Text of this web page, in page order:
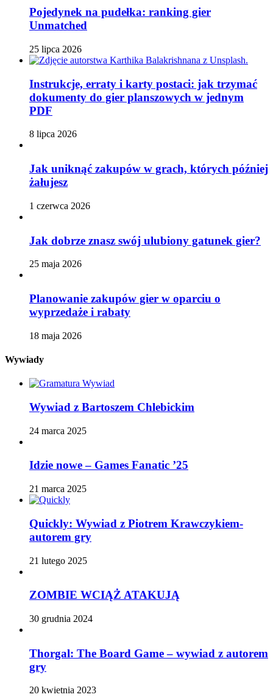
Pojedynek na pudełka: ranking gier
Unmatched
25 lipca 2026
Instrukcje, erraty i karty postaci: jak trzymać
dokumenty do gier planszowych w jednym
PDF
8 lipca 2026
Jak uniknąć zakupów w grach, których później
żałujesz
1 czerwca 2026
Jak dobrze znasz swój ulubiony gatunek gier?
25 maja 2026
Planowanie zakupów gier w oparciu o
wyprzedaże i rabaty
18 maja 2026
Wywiady
Wywiad z Bartoszem Chlebickim
24 marca 2025
Idzie nowe – Games Fanatic ’25
21 marca 2025
Quickly: Wywiad z Piotrem Krawczykiem-
autorem gry
21 lutego 2025
ZOMBIE WCIĄŻ ATAKUJĄ
30 grudnia 2024
Thorgal: The Board Game – wywiad z autorem
gry
20 kwietnia 2023